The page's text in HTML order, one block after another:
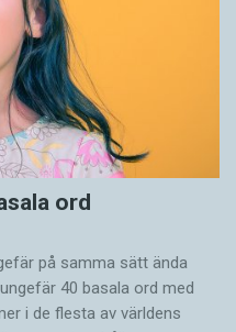
ord
på samma sätt ända
40 basala ord med
i de flesta av världens